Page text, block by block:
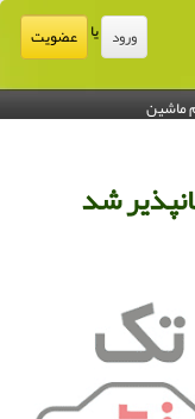
ورود عضویت
شد